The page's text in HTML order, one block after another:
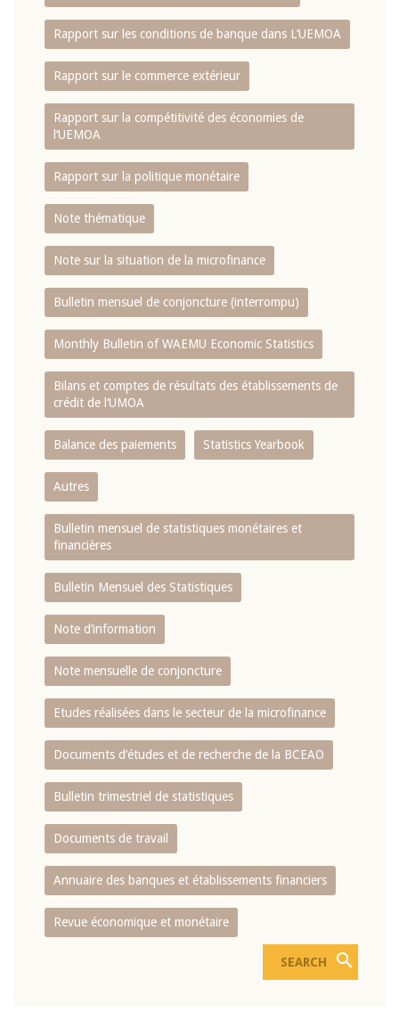
Rapport sur les conditions de banque dans L‘UEMOA
Rapport sur le commerce extérieur
Rapport sur la compétitivité des économies de
l‘UEMOA
Rapport sur la politique monétaire
Note thématique
Note sur la situation de la microfinance
Bulletin mensuel de conjoncture (interrompu)
Monthly Bulletin of WAEMU Economic Statistics
Bilans et comptes de résultats des établissements de
crédit de l‘UMOA
Balance des paiements Statistics Yearbook
Autres
Bulletin mensuel de statistiques monétaires et
financières
Bulletin Mensuel des Statistiques
Note d’information
Note mensuelle de conjoncture
Etudes réalisées dans le secteur de la microfinance
Documents d’études et de recherche de la BCEAO
Bulletin trimestriel de statistiques
Documents de travail
Annuaire des banques et établissements financiers
Revue économique et monétaire